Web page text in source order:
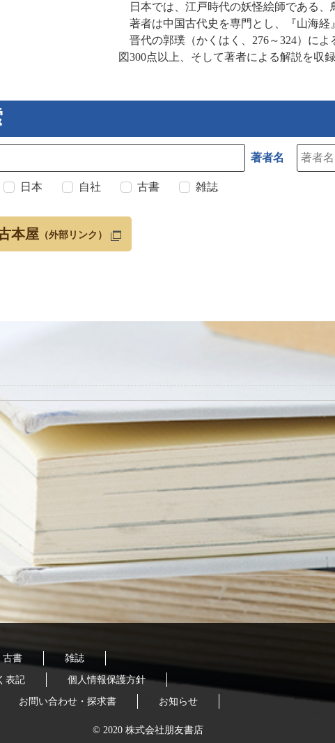
日本では、江戸時代の妖怪絵師である、
著者は中国古代史を専門とし、『山海経
晋代の郭璞（かくはく、276～324）に
図300点以上、そして著者による解説を収
著者名
日本 自社 古書 雑誌
本屋 （外部リンク）
古書 雑誌
表記 個人情報保護方針
お問い合わせ・探求書 お知らせ
© 2020 株式会社朋友書店